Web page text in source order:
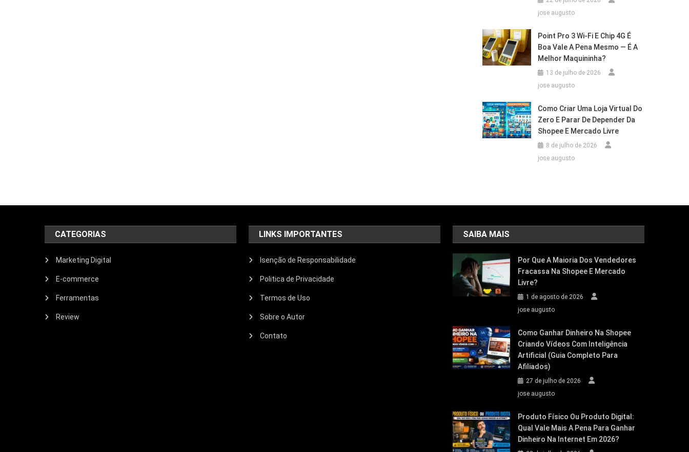
jose augusto
Point Pro 3 Wi‑Fi E Chip 4G É
Boa Vale A Pena Mesmo — É A
Melhor Maquininha?
13 de julho de 2026
jose augusto
Como Criar Uma Loja Virtual Do
Zero E Parar De Depender Da
Shopee E Mercado Livre
8 de julho de 2026
jose augusto
CATEGORIAS
Marketing Digital
E-commerce
Ferramentas
Review
LINKS IMPORTANTES
Isenção de Responsabilidade
Politica de Privacidade
Termos de Uso
Sobre o Autor
Contato
SAIBA MAIS
Por Que A Maioria Dos Vendedores
Fracassa Na Shopee E Mercado
Livre?
1 de agosto de 2026
jose augusto
Como Ganhar Dinheiro Na Shopee
Criando Vídeos Com Inteligência
Artificial (Guia Completo Para
Afiliados)
27 de julho de 2026
jose augusto
Produto Físico Ou Produto Digital:
Qual Vale Mais A Pena Para Ganhar
Dinheiro Na Internet Em 2026?